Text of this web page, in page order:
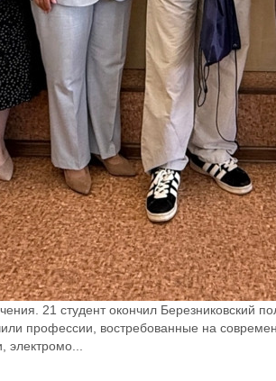
21 студент окончил Березниковский
профессии, востребованные на
электромо...